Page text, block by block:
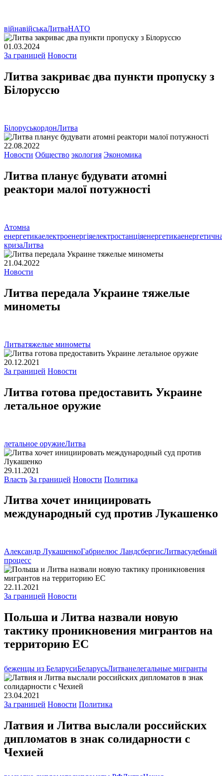
війнавійськаЛитваНАТО
01.03.2024
За границей Новости
Литва закриває два пункти пропуску з
Білоруссю
БілоруськордонЛитва
22.08.2022
Новости Общество экология Экономика
Литва планує будувати атомні
реактори малої потужності
Атомна
енергетикаелектроенергіяелектростанціяенергетика
кризаЛитва
21.04.2022
Новости
Литва передала Украине тяжелые
минометы
Литватяжелые минометы
20.12.2021
За границей Новости
Литва готова предоставить Украине
летальное оружие
летальное оружиеЛитва
29.11.2021
Власть За границей Новости Политика
Литва хочет инициировать
международный суд против Лукашенко
Александр ЛукашенкоГабриелюс ЛандсбергисЛитвасудебный
процесс
22.11.2021
За границей Новости
Польша и Литва назвали новую
тактику проникновения мигрантов на
территорию ЕС
беженцы из БеларусиБеларусьЛитванелегальные мигранты
23.04.2021
За границей Новости Политика
Латвия и Литва выслали российских
дипломатов в знак солидарности с
Чехией